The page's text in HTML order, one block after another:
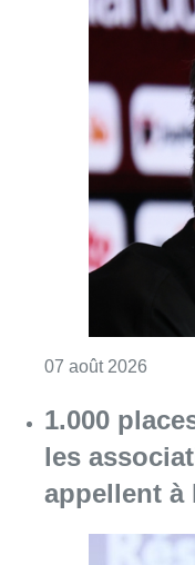
07 août 2026
1.000
les
appellent